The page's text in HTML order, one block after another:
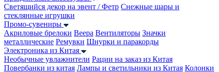
Светящийся декор на эвент / Фетр Снежные шары и
стеклянные игрушки
Промо-сувениры
Акриловые брелоки Веера Вентиляторы Значки
металлические Ремувки Шнурки и паракорды
Электроника из Китая
Необычные увлажнители Рации на заказ из Китая
Повербанки из китая Лампы и светильники из Китая Колонки